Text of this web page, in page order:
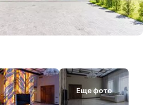
Еще фото